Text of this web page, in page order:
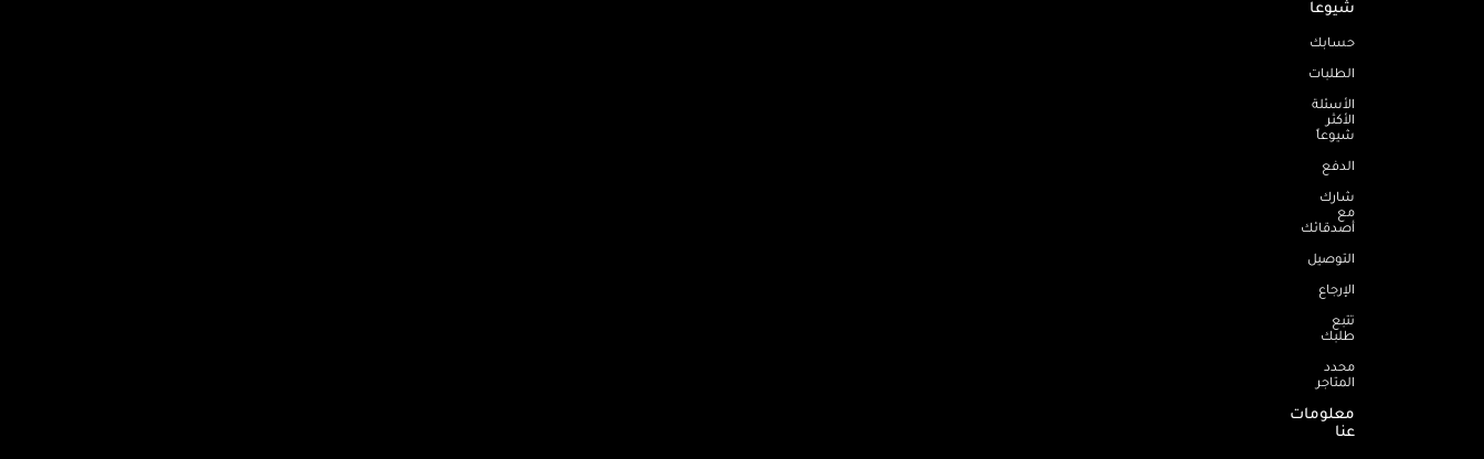
شيوعاً
حسابك
الطلبات
الأسئلة
الأكثر
شيوعاً
الدفع
شارك
مع
أصدقائك
التوصيل
الإرجاع
تتبع
طلبك
محدد
المتاجر
معلومات
عنا